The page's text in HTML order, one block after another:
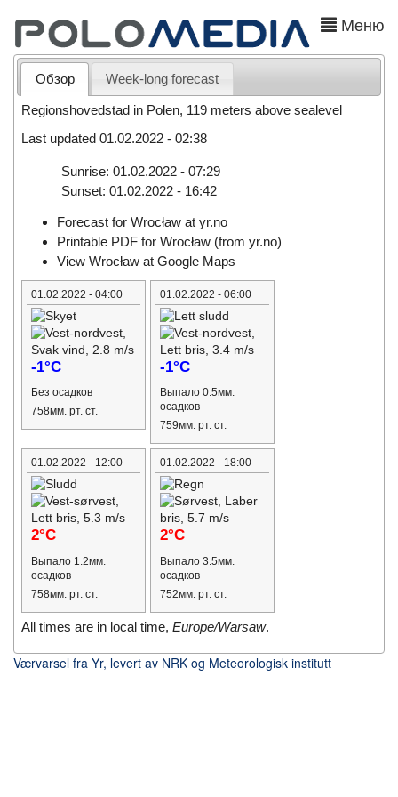
Меню
Обзор Week-long forecast
Regionshovedstad in Polen, 119 meters above sealevel
Last updated 01.02.2022 - 02:38
Sunrise: 01.02.2022 - 07:29
Sunset: 01.02.2022 - 16:42
Forecast for Wrocław at yr.no
Printable PDF for Wrocław (from yr.no)
View Wrocław at Google Maps
01.02.2022 - 04:00
-1°C
Без осадков
758мм. рт. ст.
01.02.2022 - 06:00
-1°C
Выпало 0.5мм.
осадков
759мм. рт. ст.
01.02.2022 - 12:00
2°C
Выпало 1.2мм.
осадков
758мм. рт. ст.
01.02.2022 - 18:00
2°C
Выпало 3.5мм.
осадков
752мм. рт. ст.
All times are in local time,Europe/Warsaw.
Værvarsel fra Yr, levert av NRK og Meteorologisk institutt